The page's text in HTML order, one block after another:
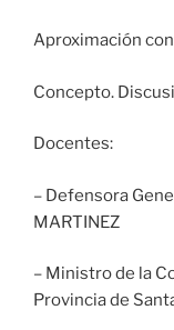
Aproximación
Concepto.
Docentes:
– Defensora
MARTINEZ
– Ministro de la
Provincia de